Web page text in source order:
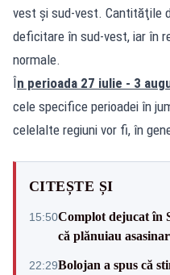
vest şi sud-vest. Cantităţile
deficitare în sud-vest, iar în
normale.
În perioada 27 iulie - 3
cele specifice perioadei în
celelalte regiuni vor fi, în
CITEȘTE ȘI
15:50Complot dejucat în
că plănuiau
22:29Bolojan a spus că